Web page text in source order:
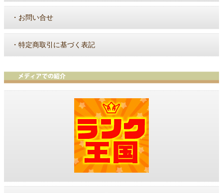
・ お問い合せ
・ 特定商取引に基づく表記